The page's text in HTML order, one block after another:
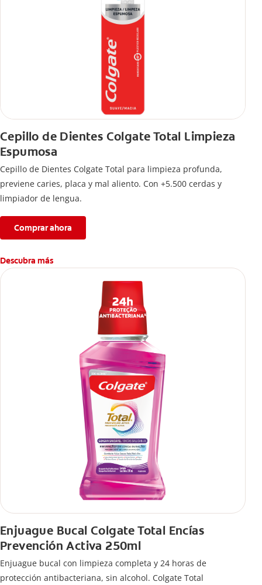
Cepillo de Dientes Colgate Total Limpieza
Espumosa
Cepillo de Dientes Colgate Total para limpieza profunda,
previene caries, placa y mal aliento. Con +5.500 cerdas y
limpiador de lengua.
Comprar ahora
Descubra más
Enjuague Bucal Colgate Total Encías
Prevención Activa 250ml
Enjuague bucal con limpieza completa y 24 horas de
protección antibacteriana, sin alcohol. Colgate Total